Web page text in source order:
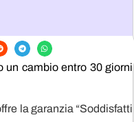
un cambio entro 30 giorni
la garanzia “Soddisfatti